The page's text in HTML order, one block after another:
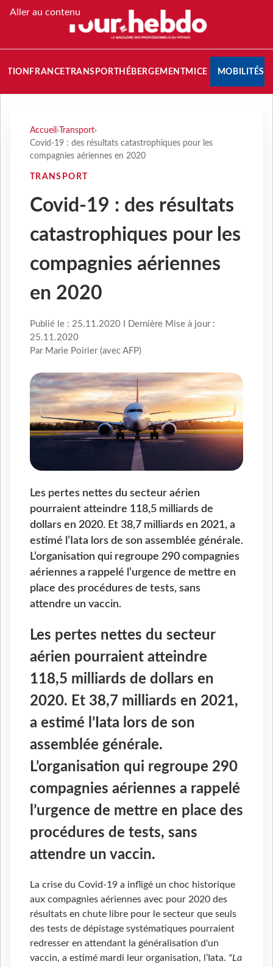
Aller au contenu
FRANCETRANSPORT HÉBERGEMENTMICE MOBILITÉS
Accueil › Transport›
Covid-19 : des résultats catastrophiques pour les
compagnies aériennes en 2020
TRANSPORT
Covid-19 : des résultats
catastrophiques pour les
compagnies aériennes
en 2020
Publié le : 25.11.2020 I Dernière Mise à jour :
25.11.2020
Par Marie Poirier (avec AFP)
Les pertes nettes du secteur aérien
pourraient atteindre 118,5 milliards de
dollars en 2020. Et 38,7 milliards en 2021, a
estimé l’Iata lors de son assemblée générale.
L’organisation qui regroupe 290 compagnies
aériennes a rappelé l’urgence de mettre en
place des procédures de tests, sans
attendre un vaccin.
Les pertes nettes du secteur
aérien pourraient atteindre
118,5 milliards de dollars en
2020. Et 38,7 milliards en 2021,
a estimé l’Iata lors de son
assemblée générale.
L’organisation qui regroupe 290
compagnies aériennes a rappelé
l’urgence de mettre en place des
procédures de tests, sans
attendre un vaccin.
La crise du Covid-19 a infligé un choc historique
aux compagnies aériennes avec pour 2020 des
résultats en chute libre pour le secteur que seuls
des tests de dépistage systématiques pourraient
redresser en attendant la généralisation d'un
vaccin, a estimé mardi leur organisation, l’Iata. "La